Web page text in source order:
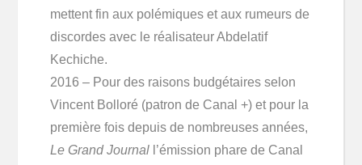
mettent fin aux polémiques et aux rumeurs de
discordes avec le réalisateur Abdelatif
Kechiche.
2016 – Pour des raisons budgétaires selon
Vincent Bolloré (patron de Canal +) et pour la
première fois depuis de nombreuses années,
Le Grand Journal l’émission phare de Canal